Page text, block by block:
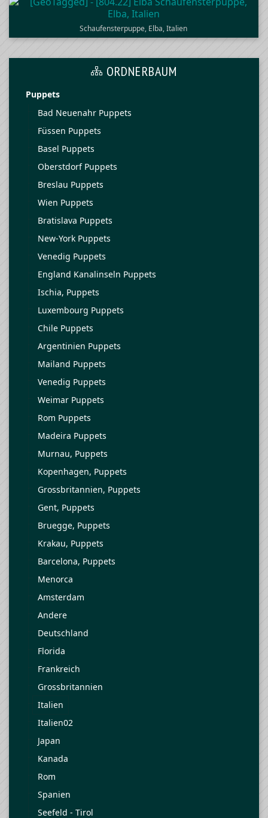
Schaufensterpuppe, Elba, Italien
ORDNERBAUM
Puppets
Bad Neuenahr Puppets
Füssen Puppets
Basel Puppets
Oberstdorf Puppets
Breslau Puppets
Wien Puppets
Bratislava Puppets
New-York Puppets
Venedig Puppets
England Kanalinseln Puppets
Ischia, Puppets
Luxembourg Puppets
Chile Puppets
Argentinien Puppets
Mailand Puppets
Venedig Puppets
Weimar Puppets
Rom Puppets
Madeira Puppets
Murnau, Puppets
Kopenhagen, Puppets
Grossbritannien, Puppets
Gent, Puppets
Bruegge, Puppets
Krakau, Puppets
Barcelona, Puppets
Menorca
Amsterdam
Andere
Deutschland
Florida
Frankreich
Grossbritannien
Italien
Italien02
Japan
Kanada
Rom
Spanien
Seefeld - Tirol